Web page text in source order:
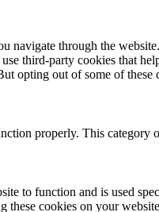
through the
third-party cookies that
opting out of some of
properly. This
to function and is used
these cookies on your